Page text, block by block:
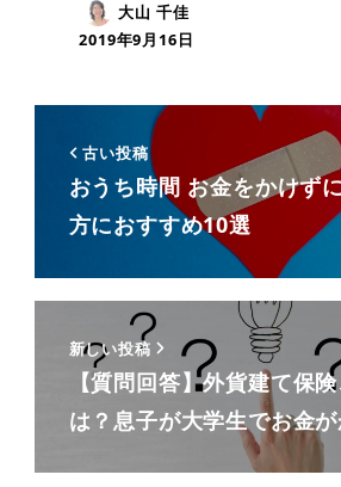
大山 千佳
2019年9月16日
古い投稿
おうち時間 お金をかけず
方におすすめ10選
新しい投稿
【質問回答】外貨建て保
は？息子が大学生でお金